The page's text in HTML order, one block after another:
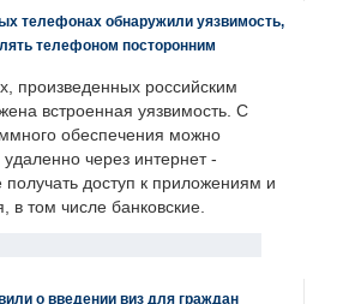
телефонах обнаружили уязвимость,
телефоном посторонним
произведенных российским
встроенная уязвимость. С
обеспечения можно
через интернет -
доступ к приложениям и
в том числе банковские.
о введении виз для граждан